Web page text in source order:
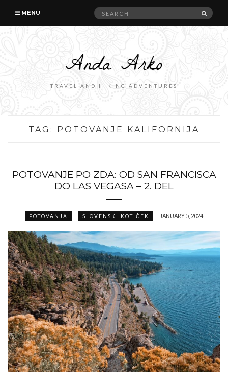
MENU
Search
TRAVEL AND HIKING ADVENTURES
TAG: POTOVANJE KALIFORNIJA
POTOVANJE PO ZDA: OD SAN FRANCISCA
DO LAS VEGASA – 2. DEL
POTOVANJA SLOVENSKI KOTIČEK JANUARY 5, 2024